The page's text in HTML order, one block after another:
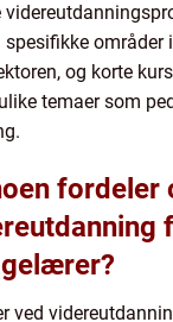
områder
og korte
temaer som
fordeler
ved